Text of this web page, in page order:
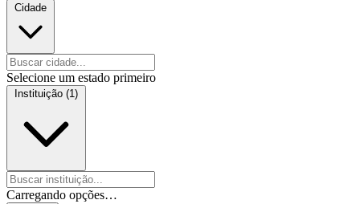
Cidade
Selecione um estado primeiro
Instituição (1)
Carregando opções…